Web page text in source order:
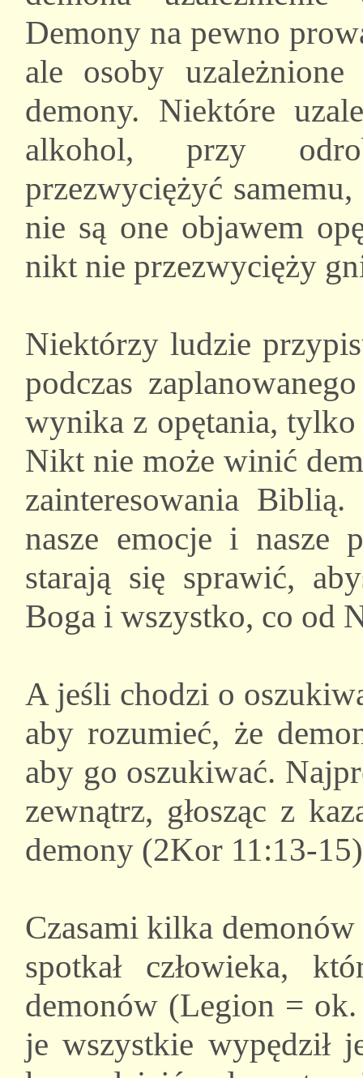
Demony na pewno
ale osoby
demony. Niektóre
alkohol, przy
przezwyciężyć
nie są one objawem
nikt nie przezwycięży
Niektórzy ludzie
podczas
wynika z opętania,
Nikt nie może winić
zainteresowania
nasze emocje i nasze
starają się sprawić,
Boga i wszystko, co od
A jeśli chodzi o
aby rozumieć, że
aby go oszukiwać.
zewnątrz, głosząc z
demony (2Kor 11:13-
Czasami kilka demonów
spotkał człowieka,
demonów (Legion =
je wszystkie wypędził